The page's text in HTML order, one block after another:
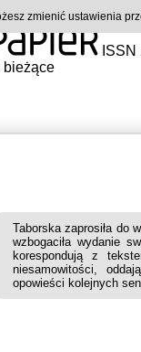
bieżące
Taborska zaprosiła do
wzbogaciła wydanie
korespondują z
niesamowitości,
opowieści kolejnych
zmienić ustawienia